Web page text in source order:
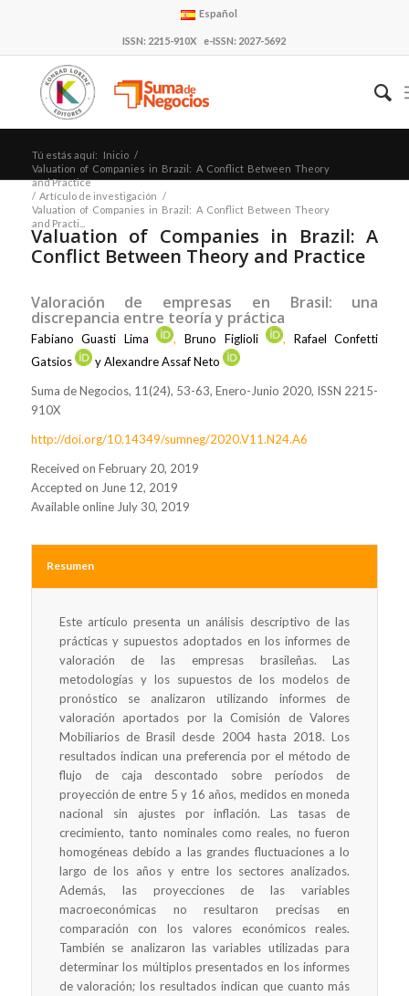
Español
ISSN: 2215-910X e-ISSN: 2027-5692
Tú estás aquí: Inicio /
Valuation of Companies in Brazil: A Conflict Between Theory
and Practice
/ Artículo de investigación /
Valuation of Companies in Brazil: A Conflict Between Theory
and Practi...
Valuation of Companies in Brazil: A
Conflict Between Theory and Practice
Valoración de empresas en Brasil: una
discrepancia entre teoría y práctica
Fabiano Guasti Lima ,Bruno Figlioli , Rafael Confetti
Gatsios
y Alexandre Assaf Neto
Suma de Negocios, 11(24), 53-63, Enero-Junio 2020, ISSN 2215-
910X
http://doi.org/10.14349/sumneg/2020.V11.N24.A6
Received on February 20, 2019
Accepted on June 12, 2019
Available online July 30, 2019
Resumen
Este artículo presenta un análisis descriptivo de las
prácticas y supuestos adoptados en los informes de
valoración de las empresas brasileñas. Las
metodologías y los supuestos de los modelos de
pronóstico se analizaron utilizando informes de
valoración aportados por la Comisión de Valores
Mobiliarios de Brasil desde 2004 hasta 2018. Los
resultados indican una preferencia por el método de
flujo de caja descontado sobre períodos de
proyección de entre 5 y 16 años, medidos en moneda
nacional sin ajustes por inflación. Las tasas de
crecimiento, tanto nominales como reales, no fueron
homogéneas debido a las grandes fluctuaciones a lo
largo de los años y entre los sectores analizados.
Además, las proyecciones de las variables
macroeconómicas no resultaron precisas en
comparación con los valores económicos reales.
También se analizaron las variables utilizadas para
determinar los múltiplos presentados en los informes
de valoración; los resultados indican que cuanto más